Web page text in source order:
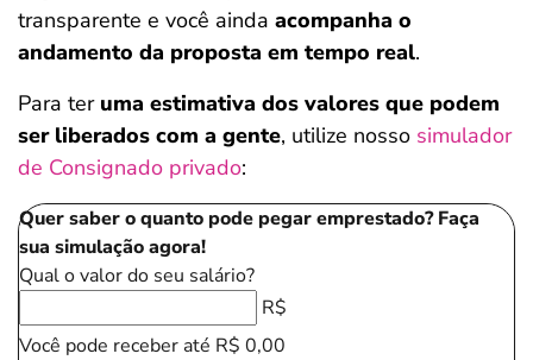
transparente e você ainda acompanha o
andamento da proposta em tempo real.
Para ter uma estimativa dos valores que podem
ser liberados com a gente, utilize nosso simulador
de Consignado privado:
Quer saber o quanto pode pegar emprestado? Faça
sua simulação agora!
Qual o valor do seu salário?
R$
Você pode receber até R$ 0,00